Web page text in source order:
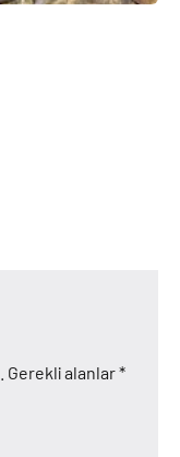
Gerekli alanlar*